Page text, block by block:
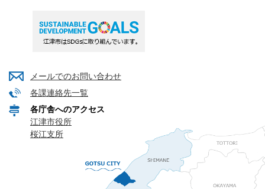
メールでのお問い合わせ
各課連絡先一覧
各庁舎へのアクセス
江津市役所
桜江支所